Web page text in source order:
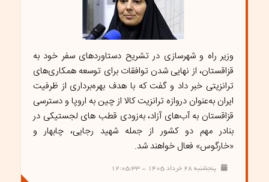
وزیر راه و شهرسازی در تشریح دستاوردهای سفر خود به
قزاقستان، از نهایی شدن توافقات برای توسعه همکاری‌های
ترانزیتی خبر داد و گفت که با هدف بهره‌برداری از ظرفیت
ایران به‌عنوان دروازه ترانزیت کالا از چین به اروپا و دسترسی
قزاقستان به آب‌های آزاد، به‌زودی قطب های لجستیکی در
بنادر مهم دو کشور از جمله شهید رجایی، چابهار و
«خارگوس» فعال خواهند شد.
پنجشنبه ۲۸ خرداد ۱۴۰۵ - ۱۲:۰۵:۳۳